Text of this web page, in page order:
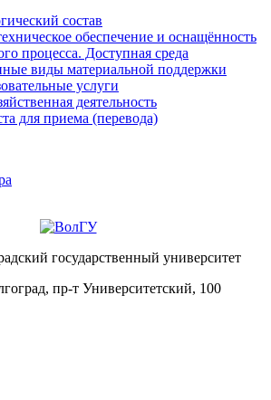
состав
обеспечение и оснащённость
процесса. Доступная среда
виды материальной поддержки
услуги
деятельность
для приема (перевода)
государственный университет
пр-т Университетский, 100